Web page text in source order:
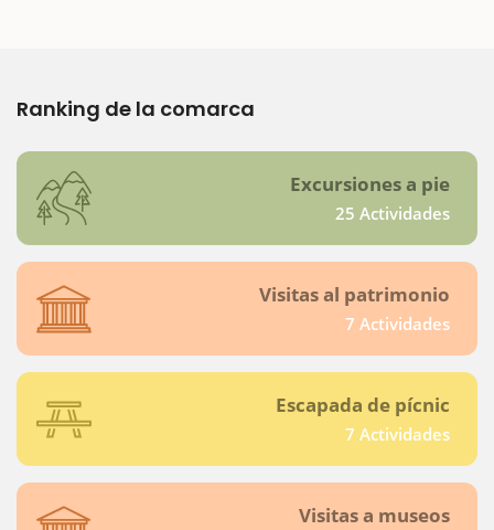
Ranking de la comarca
Excursiones a pie
25 Actividades
Visitas al patrimonio
7 Actividades
Escapada de pícnic
7 Actividades
Visitas a museos